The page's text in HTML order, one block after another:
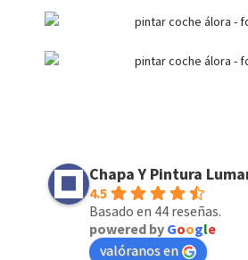
Chapa Y Pintura
4.5
Basado en 44 reseñas.
powered by Google
valóranos en